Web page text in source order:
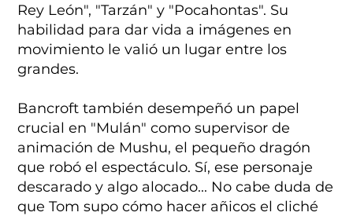
Rey León", "Tarzán" y "Pocahontas". Su
habilidad para dar vida a imágenes en
movimiento le valió un lugar entre los
grandes.
Bancroft también desempeñó un papel
crucial en "Mulán" como supervisor de
animación de Mushu, el pequeño dragón
que robó el espectáculo. Sí, ese personaje
descarado y algo alocado... No cabe duda de
que Tom supo cómo hacer añicos el cliché